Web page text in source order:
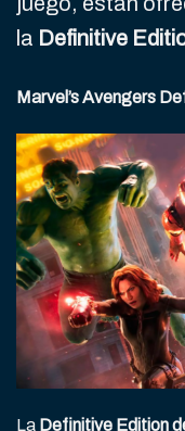
la Definitive
Marvel’s Avengers
La Definitive Edition